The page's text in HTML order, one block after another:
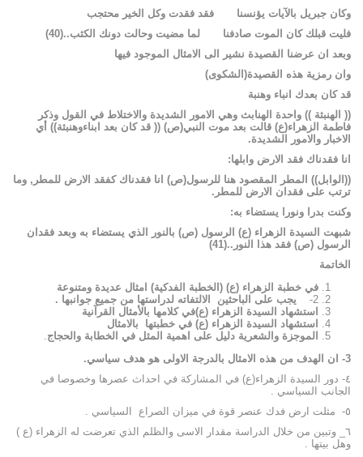
وكان جبريل بالآيات يؤنسنا فقد فقدت وكل الخير محتجب
فليت قبلك كان الموت صادفنا لما مضيت وحالت دونك الكثب..
(
40
)
وبعد
ان عرضنا القصيدة نشير الى الامثال الموجود فيها
وان رمزية هذه القصيدة(الشكوى)
قد كان بعدك انباء وهنبة
(( الهنبثة )) واحدة الهنابث وهي الامور الشديدة والاختلاط في القول وذكر
فاطمة الزهراء(ع) قالت بعد موت النبي(ص) (( قد كان بعد ابناءوهنبثة)) أي
الاخبار والامور الشديدة.
انا فقدناك فقد الارض وابلها:
((الوابل)) المطر المقصود هنا للرسول(ص) انا فقدناك كفقد الارض للمطر , وما
ترتب على فقدان الارض للمطر .
وكنت بدرا ونورا يستضاء به:
شبهت السيدة الزهراء (ع) الرسول (ص) بالنور الذي يستضاء به وبعد فقدان
الرسول (ص) فقد هذا النور ..
(
41
)
الخاتمة
في خطبة الزهراء (ع) (الخطبة الفدكية) امثال عديدة ومتنوعة
2-
يجب على الباحثين الالتفاته لدراستها من جميع جوانبها .
استشهاد السيدة الزهراء (ع)في كلامها بالأمثال القرآنية
استشهاد السيدة الزهراء (ع) في خطبتها بالامثال
الموجزة والشعرية دليل على اهمية المثل في الخطابة والحجاج.
3-
ان الهدف من هذه الامثال بالدرجة الاولى هو هدف سياسي.
٤- دور السيدة الزهراء(ع) في المشاركة في احداث عصرها وخصوصا في
الجانب السياسي .
٥- مثلت ارض فدك عنصر قوة في ميزان الصراع السياسي .
٦_ وتبين من خلال الدراسة مقدار الاسى والظلم الذي تعرضت له الزهراء (ع )
وهل بيتها .